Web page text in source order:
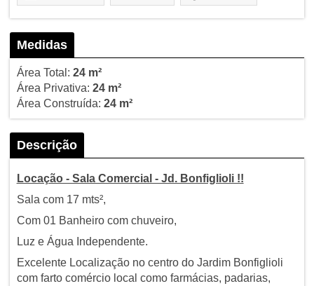
Medidas
Área Total: 24 m²
Área Privativa: 24 m²
Área Construída: 24 m²
Descrição
Locação - Sala Comercial - Jd. Bonfiglioli !!
Sala com 17 mts²,
Com 01 Banheiro com chuveiro,
Luz e Água Independente.
Excelente Localização no centro do Jardim Bonfiglioli
com farto comércio local como farmácias, padarias,